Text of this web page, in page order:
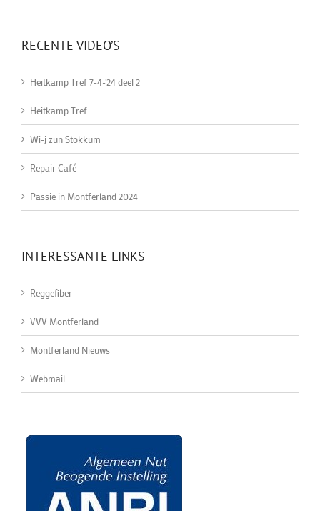
RECENTE VIDEO’S
Heitkamp Tref 7-4-'24 deel 2
Heitkamp Tref
Wi-j zun Stökkum
Repair Café
Passie in Montferland 2024
INTERESSANTE LINKS
Reggefiber
VVV Montferland
Montferland Nieuws
Webmail